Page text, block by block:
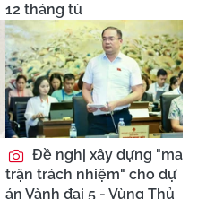
12 tháng tù
Đề nghị xây dựng "ma
trận trách nhiệm" cho dự
án Vành đai 5 - Vùng Thủ